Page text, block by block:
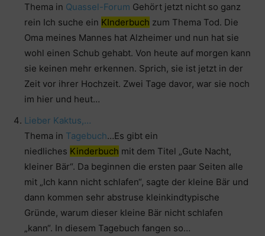
Thema in Quassel-Forum Gehört jetzt nicht so ganz
rein Ich suche ein KInderbuch zum Thema Tod. Die
Oma meines Mannes hat Alzheimer und nun hat sie
wohl einen Schub gehabt. Von heute auf morgen kann
sie keinen mehr erkennen. Sprich, sie ist jetzt in der
Zeit vor ihrer Hochzeit. Zwei Tage davor, war sie noch
im hier und heut…
Lieber Kaktus,…
Thema in Tagebuch…Es gibt ein
niedliches Kinderbuch mit dem Titel „Gute Nacht,
kleiner Bär“. Da beginnen die ersten paar Seiten alle
mit „Ich kann nicht schlafen“, sagte der kleine Bär und
dann kommen sehr abstruse kleinkindtypische
Gründe, warum dieser kleine Bär nicht schlafen
„kann“. In diesem Tagebuch fangen so…